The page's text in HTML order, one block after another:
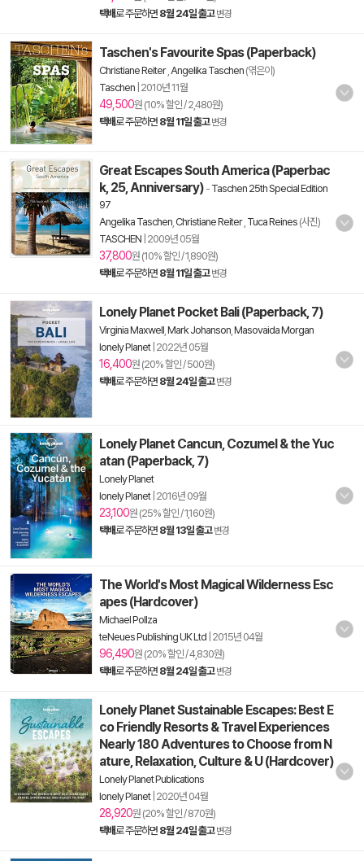
택배로 주문하면 8월 24일 출고 변경
Taschen's Favourite Spas (Paperback)
Christiane Reiter, Angelika Taschen (엮은이)
Taschen 2010년 11월
49,500원 (10% 할인 / 2,480원)
택배로 주문하면 8월 11일 출고 변경
Great Escapes South America (Paperbac
k, 25, Anniversary) - Taschen 25th Special Edition
97
Angelika Taschen Christiane Reiter, Tuca Reines (사진)
TASCHEN 2009년 05월
37,800원 (10% 할인 / 1,890원)
택배로 주문하면 8월 11일 출고 변경
Lonely Planet Pocket Bali (Paperback, 7)
Virginia Maxwell Mark Johanson Masovaida Morgan
lonely Planet| 2022년 05월
16,400원 (20% 할인 / 500원)
택배로 주문하면 8월 24일 출고 변경
Lonely Planet Cancun, Cozumel & the Yuc
atan (Paperback, 7)
Lonely Planet
lonely Planet| 2016년 09월
23,100원 (25% 할인 / 1,160원)
택배로 주문하면 8월 13일 출고 변경
The World's Most Magical Wilderness Esc
apes (Hardcover)
Michael Pollza
teNeues Publishing UK Ltd 2015년 04월
96,490원 (20% 할인 / 4,830원)
택배로 주문하면 8월 24일 출고 변경
Lonely Planet Sustainable Escapes: Best E
co Friendly Resorts & Travel Experiences
Nearly 180 Adventures to Choose from N
ature, Relaxation, Culture & U (Hardcover)
Lonely Planet Publications
lonely Planet| 2020년 04월
28,920원 (20% 할인 / 870원)
택배로 주문하면 8월 24일 출고 변경